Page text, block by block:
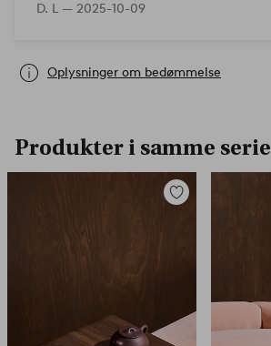
D. L — 2025-10-09
Oplysninger om bedømmelse
Produkter i samme serie
Tilføj